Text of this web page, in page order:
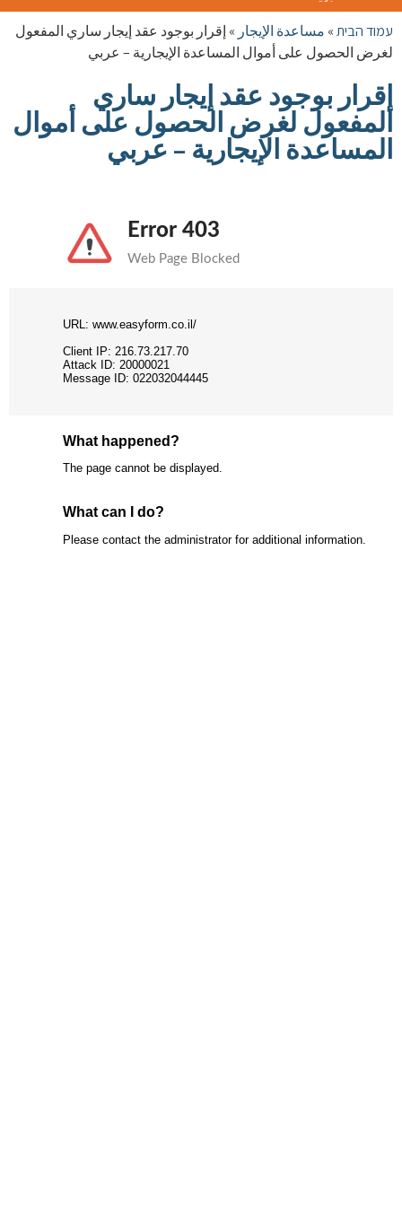
עמוד הבית» مساعدة الإيجار » إقرار بوجود عقد إيجار ساري المفعول
لغرض الحصول على أموال المساعدة الإيجارية – عربي
إقرار بوجود عقد إيجار ساري
المفعول لغرض الحصول على أموال
المساعدة الإيجارية – عربي